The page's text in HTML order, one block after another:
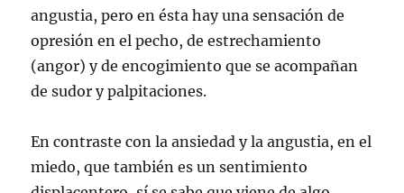
angustia, pero en ésta hay una sensación de
opresión en el pecho, de estrechamiento
(angor) y de encogimiento que se acompañan
de sudor y palpitaciones.
En contraste con la ansiedad y la angustia, en el
miedo, que también es un sentimiento